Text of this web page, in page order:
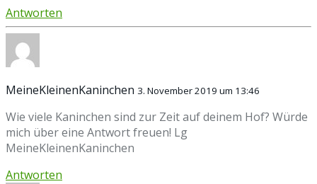
Antworten
MeineKleinenKaninchen 3. November 2019 um 13:46
Wie viele Kaninchen sind zur Zeit auf deinem Hof? Würde
mich über eine Antwort freuen! Lg
MeineKleinenKaninchen
Antworten